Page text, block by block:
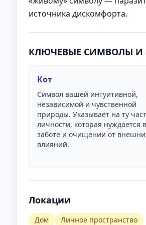
источника дискомфорта.
КЛЮЧЕВЫЕ СИМВОЛЫ И
Кот
Символ вашей интуитивной,
независимой и чувственной
природы. Указывает на ту
личности, которая нуждается в
заботе и очищении от
влияний.
Локации
Дом Личное пространство